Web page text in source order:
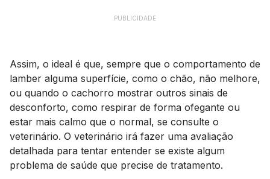
PUBLICIDADE
Assim, o ideal é que, sempre que o comportamento de
lamber alguma superfície, como o chão, não melhore,
ou quando o cachorro mostrar outros sinais de
desconforto, como respirar de forma ofegante ou
estar mais calmo que o normal, se consulte o
veterinário. O veterinário irá fazer uma avaliação
detalhada para tentar entender se existe algum
problema de saúde que precise de tratamento.